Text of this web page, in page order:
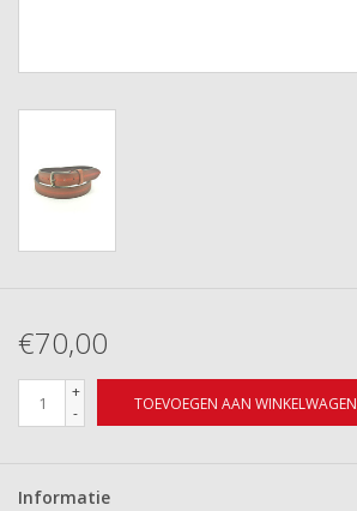
€70,00
+
-
TOEVOEGEN AAN WINKELWAGEN
Informatie